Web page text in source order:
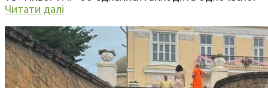
Читати далі